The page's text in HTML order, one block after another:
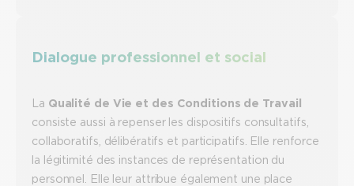
Dialogue professionnel et social
La Qualité de Vie et des Conditions de Travail
consiste aussi à repenser les dispositifs consultatifs,
collaboratifs, délibératifs et participatifs. Elle renforce
la légitimité des instances de représentation du
personnel. Elle leur attribue également une place